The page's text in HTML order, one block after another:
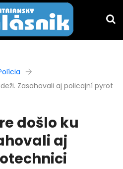
Zasahovali aj policajní pyrot
došlo ku
aj